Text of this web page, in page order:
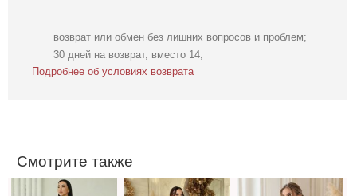
возврат или обмен без лишних вопросов и проблем;
30 дней на возврат, вместо 14;
Подробнее об условиях возврата
Смотрите также
Розовое платье
футляр с
разрезом на ноге
Вечернее
нарядное
корсетное платье